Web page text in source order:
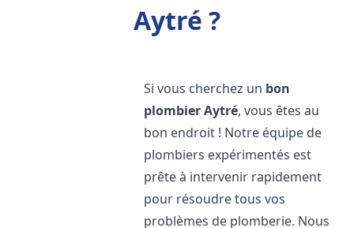
Aytré ?
Si vous cherchez un bon
plombierAytré, vous êtes au
bon endroit ! Notre équipe de
plombiers expérimentés est
prête à intervenir rapidement
pour résoudre tous vos
problèmes de plomberie. Nous